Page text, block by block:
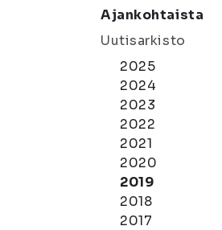
Ajankohtaista
Uutisarkisto
2025
2024
2023
2022
2021
2020
2019
2018
2017